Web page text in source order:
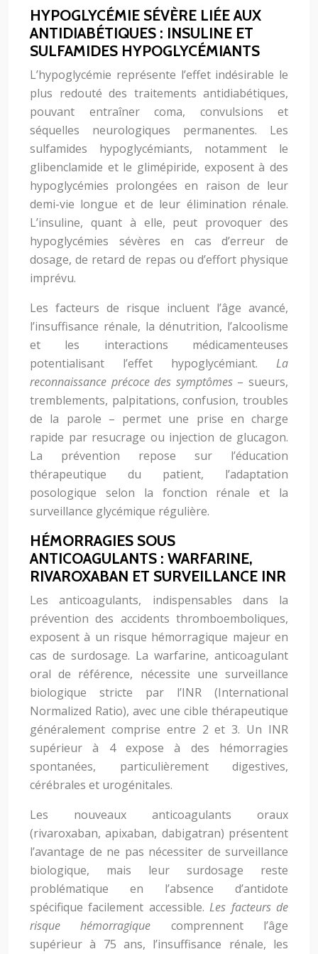
HYPOGLYCÉMIE SÉVÈRE LIÉE AUX
ANTIDIABÉTIQUES : INSULINE ET
SULFAMIDES HYPOGLYCÉMIANTS
L’hypoglycémie représente l’effet indésirable le
plus redouté des traitements antidiabétiques,
pouvant entraîner coma, convulsions et
séquelles neurologiques permanentes. Les
sulfamides hypoglycémiants, notamment le
glibenclamide et le glimépiride, exposent à des
hypoglycémies prolongées en raison de leur
demi-vie longue et de leur élimination rénale.
L’insuline, quant à elle, peut provoquer des
hypoglycémies sévères en cas d’erreur de
dosage, de retard de repas ou d’effort physique
imprévu.
Les facteurs de risque incluent l’âge avancé,
l’insuffisance rénale, la dénutrition, l’alcoolisme
et les interactions médicamenteuses
potentialisant l’effet hypoglycémiant. La
reconnaissance précoce des symptômes – sueurs,
tremblements, palpitations, confusion, troubles
de la parole – permet une prise en charge
rapide par resucrage ou injection de glucagon.
La prévention repose sur l’éducation
thérapeutique du patient, l’adaptation
posologique selon la fonction rénale et la
surveillance glycémique régulière.
HÉMORRAGIES SOUS
ANTICOAGULANTS : WARFARINE,
RIVAROXABAN ET SURVEILLANCE INR
Les anticoagulants, indispensables dans la
prévention des accidents thromboemboliques,
exposent à un risque hémorragique majeur en
cas de surdosage. La warfarine, anticoagulant
oral de référence, nécessite une surveillance
biologique stricte par l’INR (International
Normalized Ratio), avec une cible thérapeutique
généralement comprise entre 2 et 3. Un INR
supérieur à 4 expose à des hémorragies
spontanées, particulièrement digestives,
cérébrales et urogénitales.
Les nouveaux anticoagulants oraux
(rivaroxaban, apixaban, dabigatran) présentent
l’avantage de ne pas nécessiter de surveillance
biologique, mais leur surdosage reste
problématique en l’absence d’antidote
spécifique facilement accessible.Les facteurs de
risque hémorragique comprennent l’âge
supérieur à 75 ans, l’insuffisance rénale, les